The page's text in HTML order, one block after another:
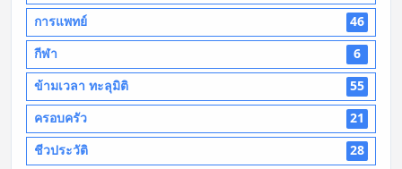
การแพทย์
46
กีฬา
6
ข้ามเวลา ทะลุมิติ
55
ครอบครัว
21
ชีวประวัติ
28